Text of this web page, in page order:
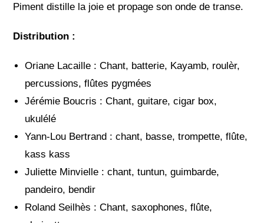
Piment distille la joie et propage son onde de transe.
Distribution :
Oriane Lacaille : Chant, batterie, Kayamb, roulèr,
percussions, flûtes pygmées
Jérémie Boucris : Chant, guitare, cigar box,
ukulélé
Yann-Lou Bertrand : chant, basse, trompette, flûte,
kass kass
Juliette Minvielle : chant, tuntun, guimbarde,
pandeiro, bendir
Roland Seilhès : Chant, saxophones, flûte,